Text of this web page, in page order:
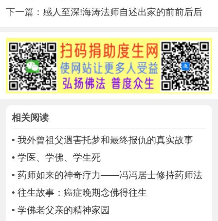
下一篇： 感人至深!海涛法师自述出家的前前后后
相关阅读
• 我外曾祖父遇害托梦和最终报仇的真实故事
• 学医、学佛、学生死
• 药师如来的神奇疗力——冯冯居士修持药师法
• 往生故事：癌症晚期念佛得往生
• 学佛老父亲的精神家园